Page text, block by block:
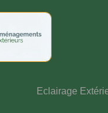
Eclairage